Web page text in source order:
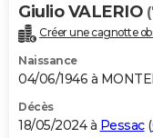
Giulio VALERIO
Créer une cagnotte
Naissance
04/06/1946 à
Décès
18/05/2024 à Pessac(